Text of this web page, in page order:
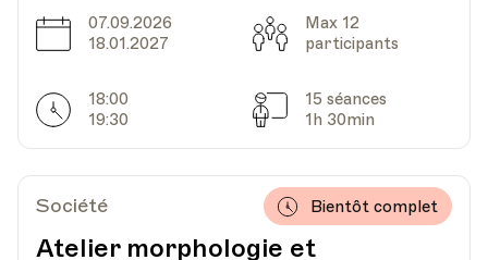
Av. de Cour 33
Date
07.09.2026
18.01.2027
Capacité
Max 12
participants
Horarires
18:00
19:30
Séances
15 séances
1h 30min
Société
Atelier morphologie et
Bientôt complet